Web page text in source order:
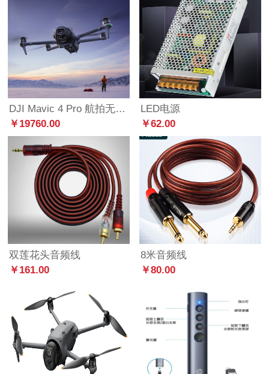
DJI Mavic 4 Pro 航拍无人机（企业服务两电畅飞套餐）
￥19760.00
LED电源
￥62.00
双莲花头音频线
￥161.00
8米音频线
￥80.00